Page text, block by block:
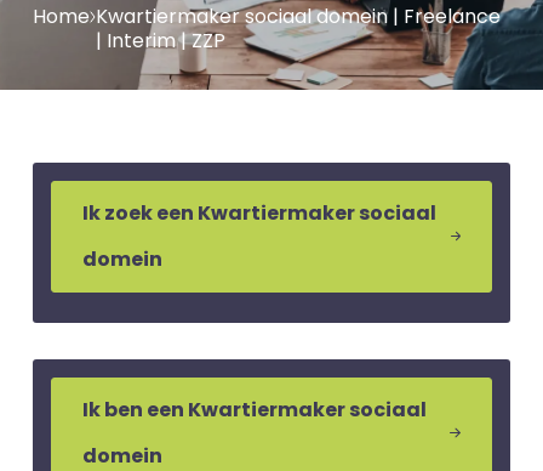
Home Kwartiermaker sociaal domein | Freelance
| Interim | ZZP
Ik zoek een Kwartiermaker sociaal
domein
Ik ben een Kwartiermaker sociaal
domein